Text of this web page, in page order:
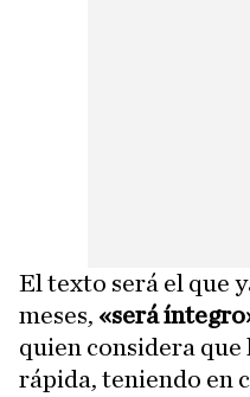
El texto será el que
meses, «será
quien considera
rápida, teniendo en